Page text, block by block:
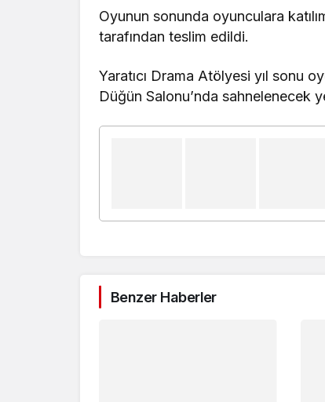
Oyunun sonunda oyunculara
tarafından teslim edildi.
Yaratıcı Drama Atölyesi yıl sonu
Düğün Salonu’nda sahnelenecek
Benzer Haberler